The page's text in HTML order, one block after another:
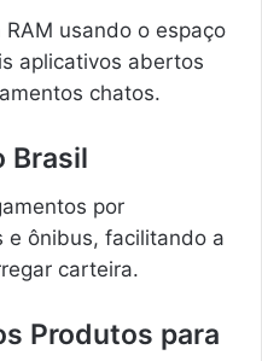
usando o espaço
aplicativos abertos
chatos.
Brasil
por
e ônibus, facilitando a
carteira.
Produtos para